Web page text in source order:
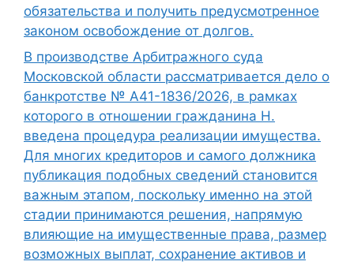
обязательства и получить предусмотренное
законом освобождение от долгов.
В производстве Арбитражного суда
Московской области рассматривается дело о
банкротстве № А41-1836/2026, в рамках
которого в отношении гражданина Н.
введена процедура реализации имущества.
Для многих кредиторов и самого должника
публикация подобных сведений становится
важным этапом, поскольку именно на этой
стадии принимаются решения, напрямую
влияющие на имущественные права, размер
возможных выплат, сохранение активов и